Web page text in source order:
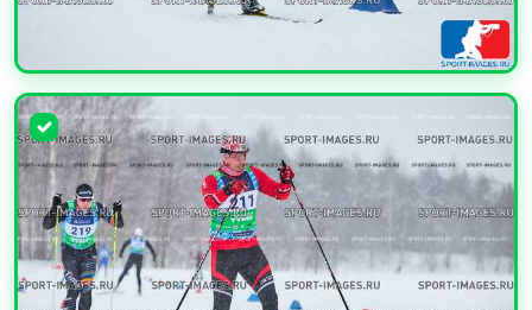
УВЕЛИЧИТЬ